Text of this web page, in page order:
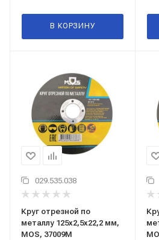
В КОРЗИНУ
029.535.038
Круг отрезной по
металлу 125x2,5x22,2 мм,
MOS, 37009М